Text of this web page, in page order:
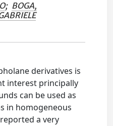
; BOGA,
derivatives is
interest principally
can be used as
in homogeneous
a very